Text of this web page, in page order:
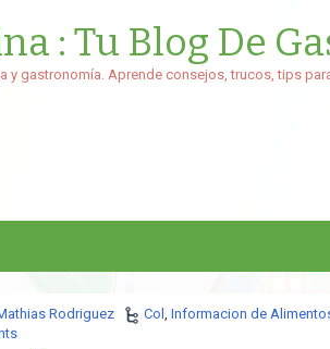
: Tu Blog De
y gastronomía. Aprende consejos, trucos, tips
Rodriguez Col , Informacion de